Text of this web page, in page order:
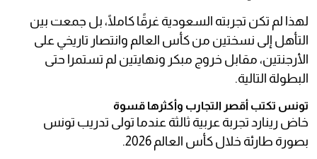
لهذا لم تكن تجربته السعودية غرقًا كاملًا، بل جمعت بين
التأهل إلى نسختين من كأس العالم وانتصار تاريخي على
الأرجنتين، مقابل خروج مبكر ونهايتين لم تستمرا حتى
البطولة التالية.
تونس تكتب أقصر التجارب وأكثرها قسوة
خاض رينارد تجربة عربية ثالثة عندما تولى تدريب تونس
بصورة طارئة خلال كأس العالم 2026.